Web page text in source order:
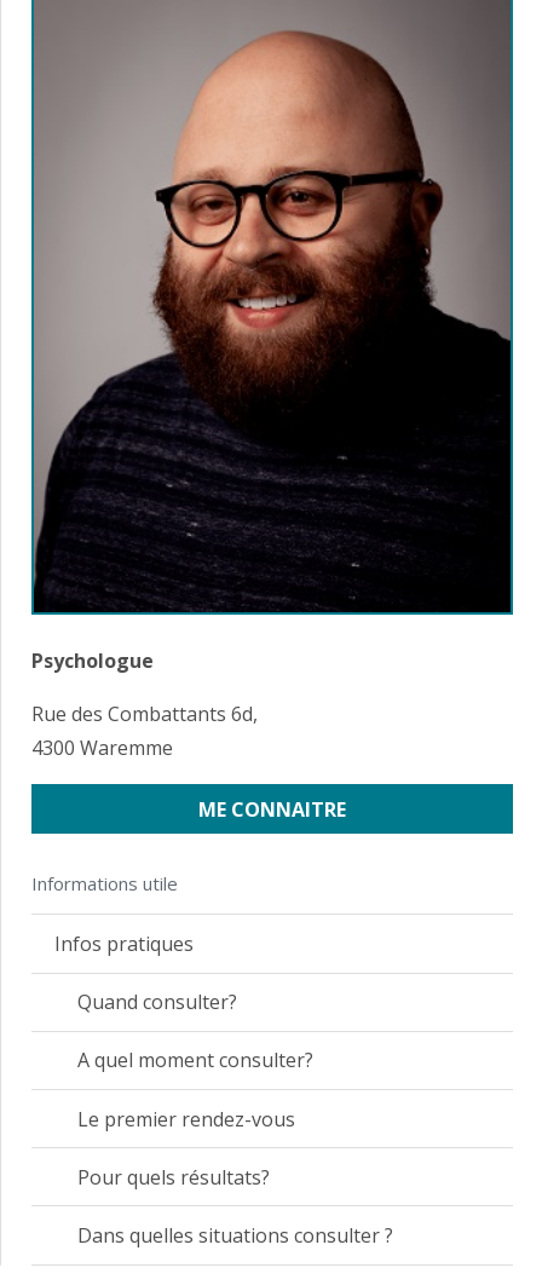
Psychologue
Rue des Combattants 6d,
4300 Waremme
ME CONNAITRE
Informations utile
Infos pratiques
Quand consulter?
A quel moment consulter?
Le premier rendez-vous
Pour quels résultats?
Dans quelles situations consulter ?